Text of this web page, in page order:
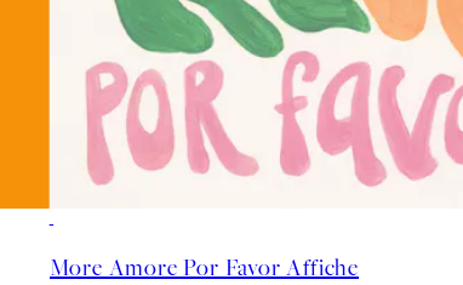
More Amore Por Favor Affiche